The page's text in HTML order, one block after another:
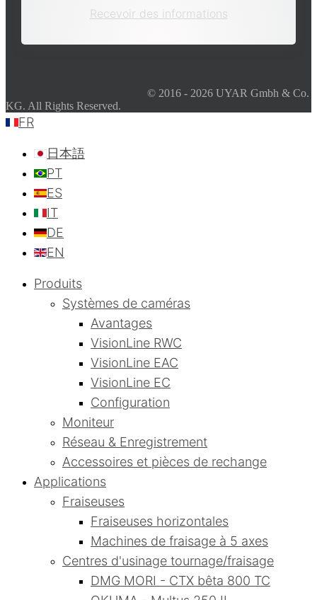
Recevoir des informations
© 2016 - 2026 UYAR Gmbh & Co.
KG. All Rights Reserved.
FR
日本語
PT
ES
IT
DE
EN
Produits
Systèmes de caméras
Avantages
VisionLine RWC
VisionLine EAC
VisionLine EC
Configuration
Moniteur
Réseau & Enregistrement
Accessoires et pièces de rechange
Applications
Fraiseuses
Fraiseuses horizontales
Machines de fraisage à 5 axes
Centres d'usinage tournage/fraisage
DMG MORI - CTX bêta 800 TC